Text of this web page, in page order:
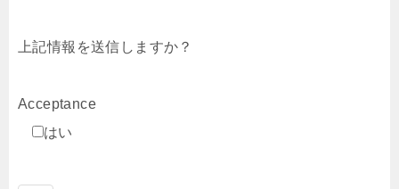
上記情報を送信しますか？
Acceptance
はい